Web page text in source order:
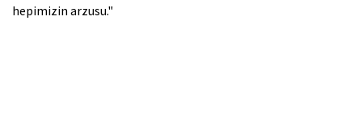
hepimizin arzusu."